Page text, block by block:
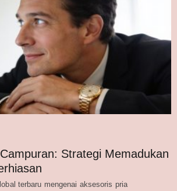
Strategi Memadukan
terbaru mengenai aksesoris pria